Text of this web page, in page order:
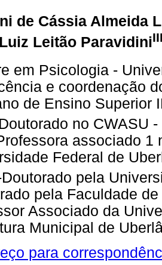
de Cássia Almeida
Leitão Paravidini
em Psicologia -
e coordenação
de Ensino Superior
no CWASU
associado 1
Federal de
pela
pela Faculdade
Associado da
Municipal de
para